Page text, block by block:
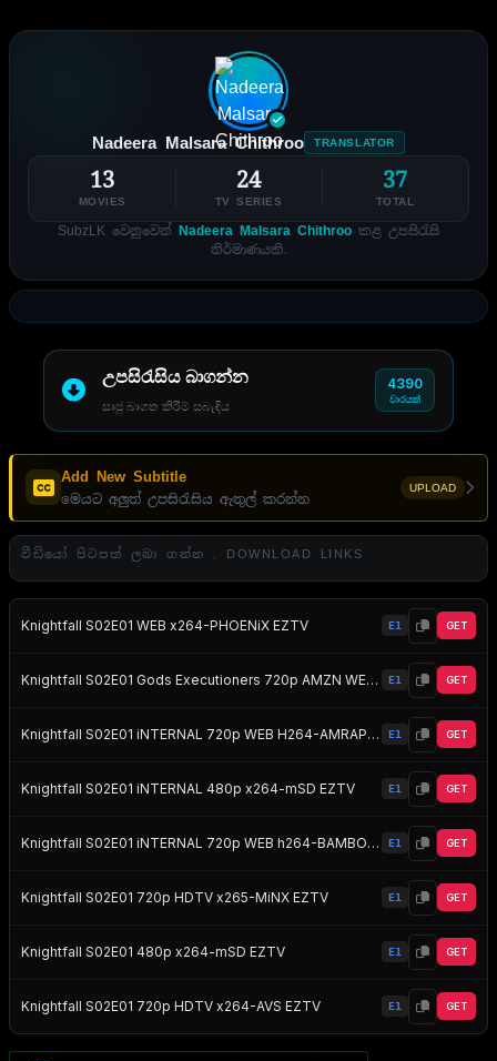
Nadeera Malsara Chithroo TRANSLATOR
13
MOVIES
24
TV SERIES
37
TOTAL
SubzLK වෙනුවෙන් Nadeera Malsara Chithroo කළ උපසිරැසි
නිර්මාණයකි.
උපසිරැසිය බාගන්න
සෘජු බාගත කිරීම් සබැඳිය
4390
වාරයක්
Add New Subtitle
මෙයට අලුත් උපසිරැසිය ඇතුල් කරන්න
UPLOAD
වීඩියෝ පිටපත් ලබා ගන්න . DOWNLOAD LINKS
Knightfall S02E01 WEB x264-PHOENiX EZTV E1 GET
Knightfall S02E01 Gods Executioners 720p AMZN WEB-DL DDP2 0 H 264-NTb EZTV E1 GET
Knightfall S02E01 iNTERNAL 720p WEB H264-AMRAP EZTV E1 GET
Knightfall S02E01 iNTERNAL 480p x264-mSD EZTV E1 GET
Knightfall S02E01 iNTERNAL 720p WEB h264-BAMBOOZLE EZTV E1 GET
Knightfall S02E01 720p HDTV x265-MiNX EZTV E1 GET
Knightfall S02E01 480p x264-mSD EZTV E1 GET
Knightfall S02E01 720p HDTV x264-AVS EZTV E1 GET